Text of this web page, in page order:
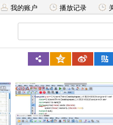
我的账户 播放记录